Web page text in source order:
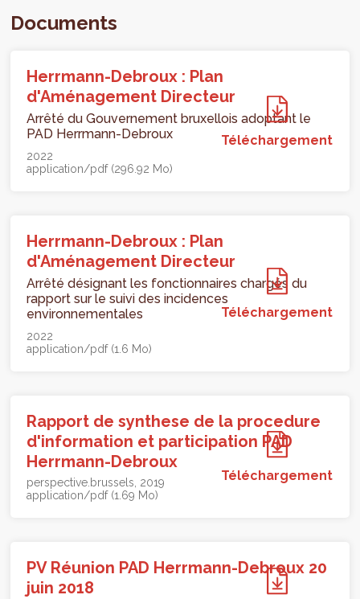
Documents
Herrmann-Debroux : Plan
d'Aménagement Directeur
Arrêté du Gouvernement bruxellois adoptant le
PAD Herrmann-Debroux
2022
application/pdf (296.92 Mo)
Téléchargement
Herrmann-Debroux : Plan
d'Aménagement Directeur
Arrêté désignant les fonctionnaires chargés du
rapport sur le suivi des incidences
environnementales
2022
application/pdf (1.6 Mo)
Téléchargement
Rapport de synthese de la procedure
d'information et participation PAD
Herrmann-Debroux
perspective.brussels 2019
application/pdf (1.69 Mo)
Téléchargement
PV Réunion PAD Herrmann-Debroux 20
juin 2018